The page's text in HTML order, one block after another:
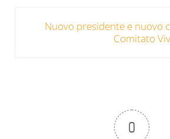
Nuovo presidente e nuovo
Comitato
0